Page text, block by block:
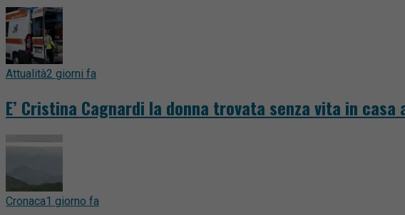
Attualità2 giorni fa
E’ Cristina Cagnardi la donna trovata senza vita in casa
Cronaca1 giorno fa